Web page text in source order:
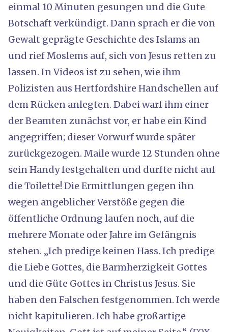
einmal 10 Minuten gesungen und die Gute
Botschaft verkündigt. Dann sprach er die von
Gewalt geprägte Geschichte des Islams an
und rief Moslems auf, sich von Jesus retten zu
lassen. In Videos ist zu sehen, wie ihm
Polizisten aus Hertfordshire Handschellen auf
dem Rücken anlegten. Dabei warf ihm einer
der Beamten zunächst vor, er habe ein Kind
angegriffen; dieser Vorwurf wurde später
zurückgezogen. Maile wurde 12 Stunden ohne
sein Handy festgehalten und durfte nicht auf
die Toilette! Die Ermittlungen gegen ihn
wegen angeblicher Verstöße gegen die
öffentliche Ordnung laufen noch, auf die
mehrere Monate oder Jahre im Gefängnis
stehen. „Ich predige keinen Hass. Ich predige
die Liebe Gottes, die Barmherzigkeit Gottes
und die Güte Gottes in Christus Jesus. Sie
haben den Falschen festgenommen. Ich werde
nicht kapitulieren. Ich habe großartige